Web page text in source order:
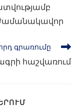
ժամանակավոր
գրառումը
հաշվառում